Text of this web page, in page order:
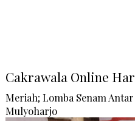
Cakrawala Online
Meriah; Lomba Senam
Mulyoharjo